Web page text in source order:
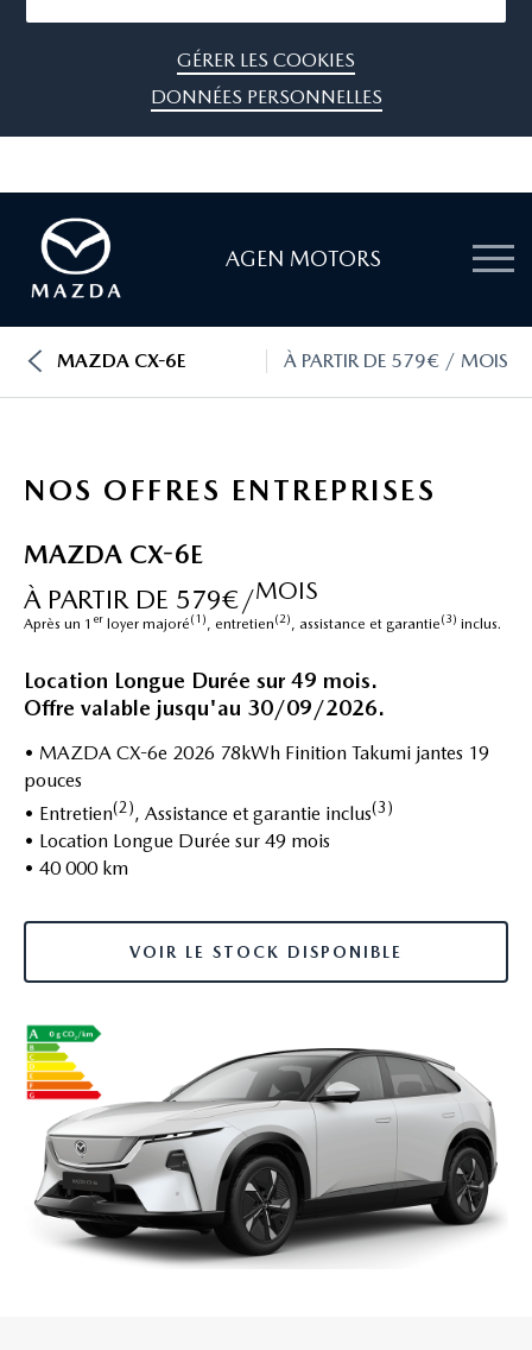
GÉRER LES COOKIES
DONNÉES PERSONNELLES
AGEN MOTORS
MAZDA CX-6E À PARTIR DE 579€ / MOIS
NOS OFFRES ENTREPRISES
MAZDA CX-6E
À PARTIR DE 579€/MOIS
Après un 1 er loyer majoré(1), entretien(2), assistance et garantie(3) inclus.
Location Longue Durée sur 49 mois.
Offre valable jusqu'au 30/09/2026.
• MAZDA CX-6e 2026 78kWh Finition Takumi jantes 19
pouces
• Entretien(2), Assistance et garantie inclus(3)
• Location Longue Durée sur 49 mois
• 40 000 km
VOIR LE STOCK DISPONIBLE